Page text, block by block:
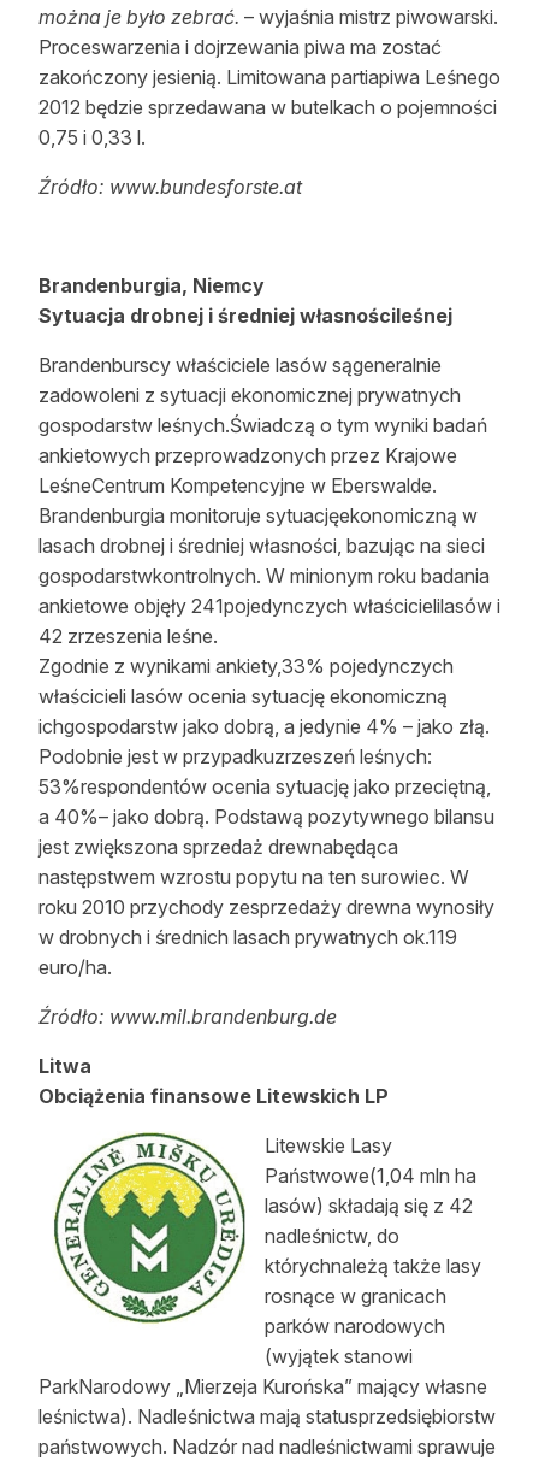
można je było zebrać. – wyjaśnia mistrz piwowarski.
Proceswarzenia i dojrzewania piwa ma zostać
zakończony jesienią. Limitowana partiapiwa Leśnego
2012 będzie sprzedawana w butelkach o pojemności
0,75 i 0,33 l.
Źródło: www.bundesforste.at
Brandenburgia, Niemcy
Sytuacja drobnej i średniej własnościleśnej
Brandenburscy właściciele lasów sągeneralnie
zadowoleni z sytuacji ekonomicznej prywatnych
gospodarstw leśnych.Świadczą o tym wyniki badań
ankietowych przeprowadzonych przez Krajowe
LeśneCentrum Kompetencyjne w Eberswalde.
Brandenburgia monitoruje sytuacjęekonomiczną w
lasach drobnej i średniej własności, bazując na sieci
gospodarstwkontrolnych. W minionym roku badania
ankietowe objęły 241pojedynczych właścicielilasów i
42 zrzeszenia leśne.
Zgodnie z wynikami ankiety,33% pojedynczych
właścicieli lasów ocenia sytuację ekonomiczną
ichgospodarstw jako dobrą, a jedynie 4% – jako złą.
Podobnie jest w przypadkuzrzeszeń leśnych:
53%respondentów ocenia sytuację jako przeciętną,
a 40%– jako dobrą. Podstawą pozytywnego bilansu
jest zwiększona sprzedaż drewnabędąca
następstwem wzrostu popytu na ten surowiec. W
roku 2010 przychody zesprzedaży drewna wynosiły
w drobnych i średnich lasach prywatnych ok.119
euro/ha.
Źródło: www.mil.brandenburg.de
Litwa
Obciążenia finansowe Litewskich LP
Litewskie Lasy
Państwowe(1,04 mln ha
lasów) składają się z 42
nadleśnictw, do
którychnależą także lasy
rosnące w granicach
parków narodowych
(wyjątek stanowi
ParkNarodowy „Mierzeja Kurońska” mający własne
leśnictwa). Nadleśnictwa mają statusprzedsiębiorstw
państwowych. Nadzór nad nadleśnictwami sprawuje